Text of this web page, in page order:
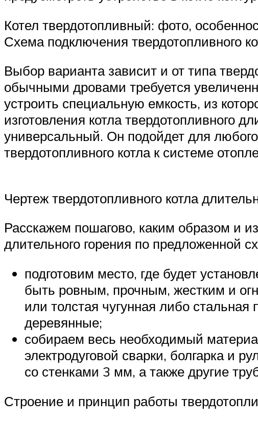
Котел твердотопливный: фото,
Схема подключения твердотопливного
Выбор варианта зависит и от типа
обычными дровами требуется
устроить специальную емкость, из
изготовления котла твердотопливного
универсальный. Он подойдет для
твердотопливного котла к системе
Чертеж твердотопливного котла
Расскажем пошагово, каким образом и
длительного горения по предложенной
подготовим место, где будет
быть ровным, прочным, жестким и
или толстая чугунная либо
деревянные;
собираем весь необходимый
электродуговой сварки, болгарка и
со стенками 3 мм, а также другие
Строение и принцип работы